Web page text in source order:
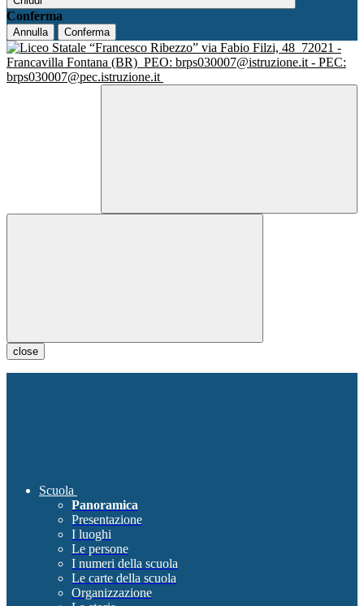
Conferma
Annulla Conferma
via Fabio Filzi, 48 72021 -
Francavilla Fontana (BR) PEO: brps030007@istruzione.it - PEC:
brps030007@pec.istruzione.it
close
Scuola
Panoramica
Presentazione
I luoghi
Le persone
I numeri della scuola
Le carte della scuola
Organizzazione